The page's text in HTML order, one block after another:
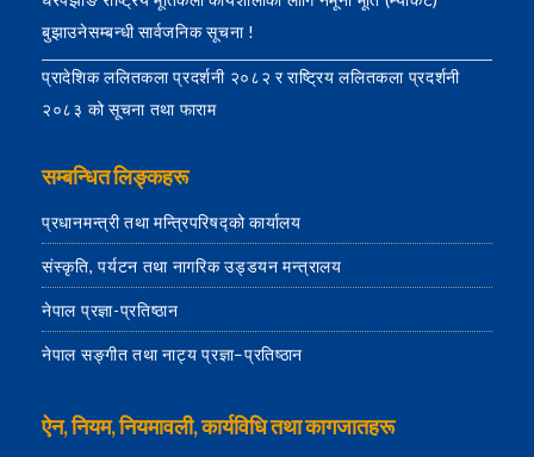
बुझाउनेसम्बन्धी सार्वजनिक सूचना !
प्रादेशिक ललितकला प्रदर्शनी २०८२ र राष्ट्रिय ललितकला प्रदर्शनी
२०८३ को सूचना तथा फाराम
सम्बन्धित लिङ्कहरू
प्रधानमन्त्री तथा मन्त्रिपरिषद्को कार्यालय
संस्कृति, पर्यटन तथा नागरिक उड्डयन मन्त्रालय
नेपाल प्रज्ञा-प्रतिष्ठान
नेपाल सङ्गीत तथा नाट्य प्रज्ञा–प्रतिष्ठान
ऐन, नियम, नियमावली, कार्यविधि तथा कागजातहरू